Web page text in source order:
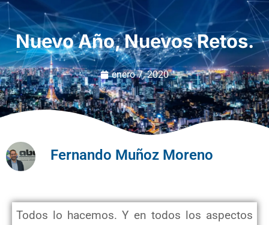
Nuevo Año, Nuevos Retos.
enero 7, 2020
Fernando Muñoz Moreno
Todos lo hacemos. Y en todos los aspectos